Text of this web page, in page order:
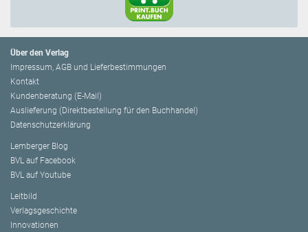
Über den Verlag
Impressum, AGB und Lieferbestimmungen
Kontakt
Kundenberatung (E-Mail)
Auslieferung (Direktbestellung für den Buchhandel)
Datenschutzerklärung
Lemberger Blog
BVL auf Facebook
BVL auf Youtube
Leitbild
Verlagsgeschichte
Innovationen